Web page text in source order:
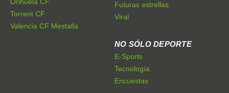
Torrent CF
Valencia CF Mestalla
Futuras estrellas
Viral
NO SÓLO DEPORTE
E-Sports
Tecnología
Encuestas